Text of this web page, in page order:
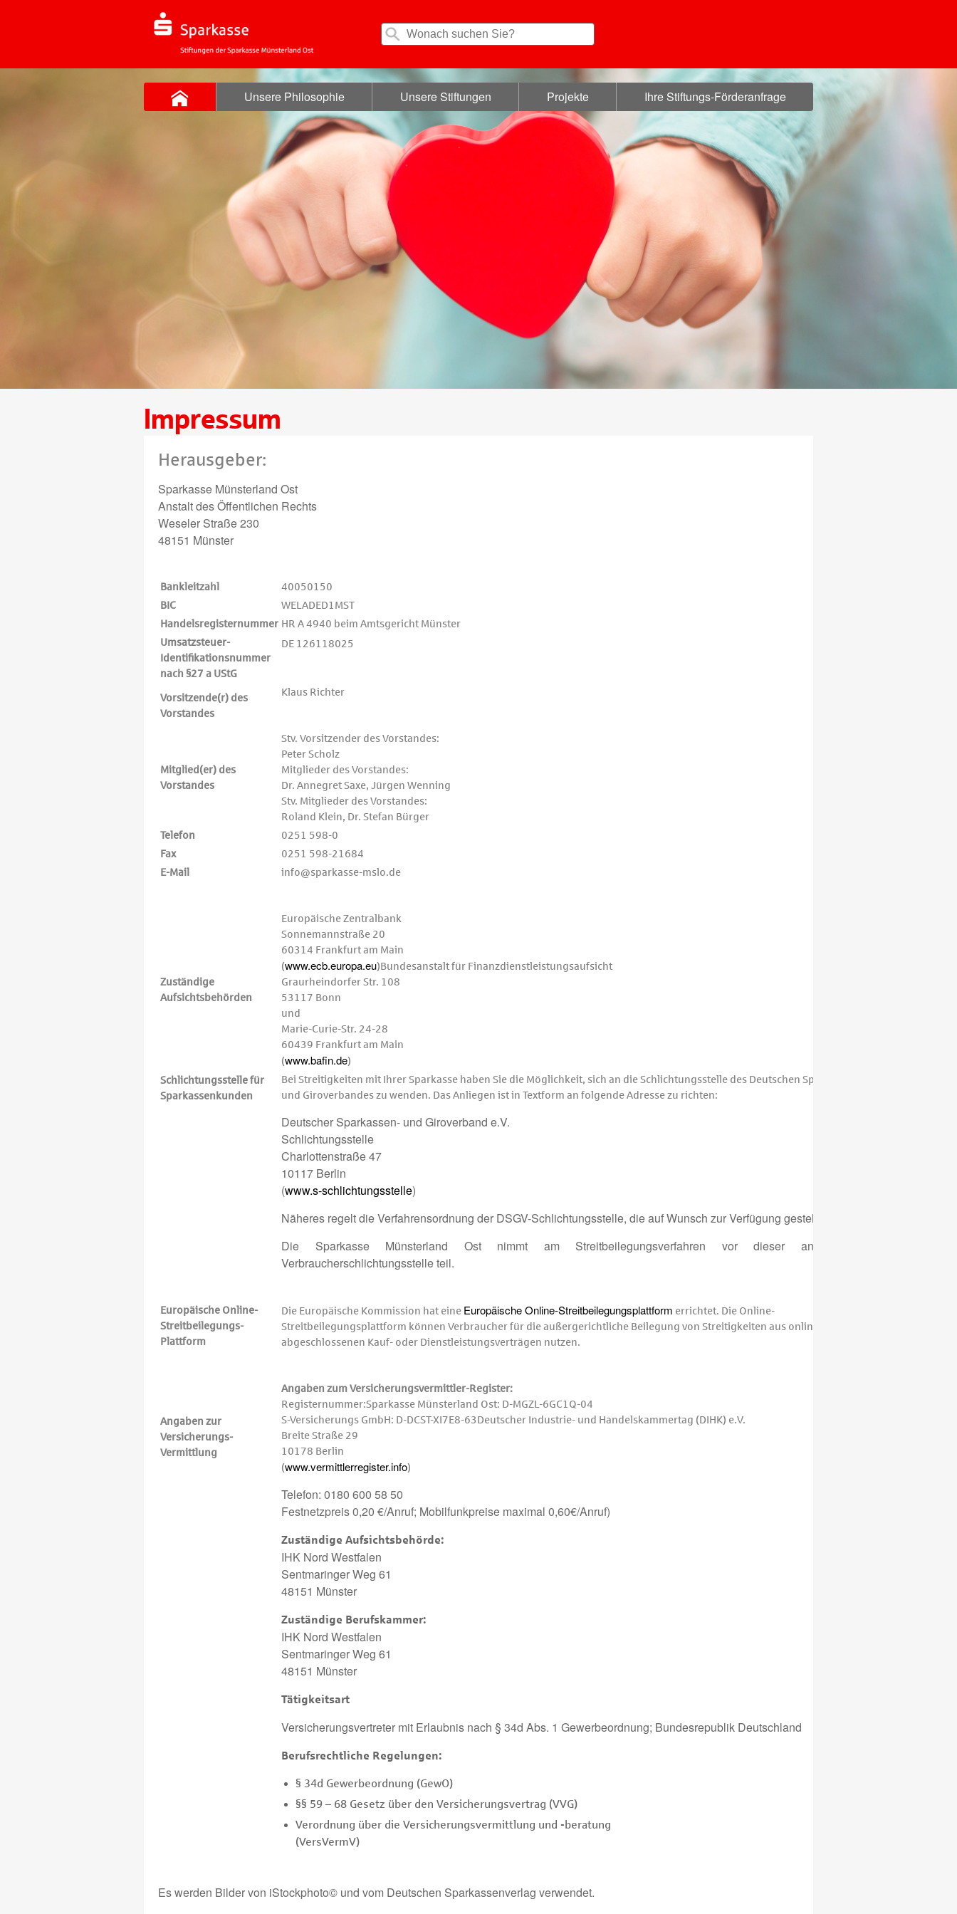
Unsere Philosophie Unsere Stiftungen Projekte Ihre Stiftungs-Förderanfrage
Impressum
Herausgeber:
Sparkasse Münsterland Ost
Anstalt des Öffentlichen Rechts
Weseler Straße 230
48151 Münster
Bankleitzahl
40050150
BIC
WELADED1MST
Handelsregisternummer HR A 4940 beim Amtsgericht Münster
Umsatzsteuer-
Identifikationsnummer
nach §27 a UStG
DE 126118025
Vorsitzende(r) des
Vorstandes
Klaus Richter
Mitglied(er) des
Vorstandes
Stv. Vorsitzender des Vorstandes:
Peter Scholz
Mitglieder des Vorstandes:
Dr. Annegret Saxe, Jürgen Wenning
Stv. Mitglieder des Vorstandes:
Roland Klein, Dr. Stefan Bürger
Telefon
0251 598-0
Fax
0251 598-21684
E-Mail
info@sparkasse-mslo.de
Zuständige
Aufsichtsbehörden
Europäische Zentralbank
Sonnemannstraße 20
60314 Frankfurt am Main
(www.ecb.europa.eu)Bundesanstalt für Finanzdienstleistungsaufsicht
Graurheindorfer Str. 108
53117 Bonn
und
Marie-Curie-Str. 24-28
60439 Frankfurt am Main
(www.bafin.de)
Schlichtungs­stelle für
Sparkassenkunden
Bei Streitig­keiten mit Ihrer Sparkasse haben Sie die Möglichkeit, sich an die Schlichtungsstelle des Deutschen Sparkassen-
und Giroverbandes zu wenden. Das Anliegen ist in Textform an folgende Adresse zu richten:
Deutscher Sparkassen- und Giroverband e.V.
Schlichtungsstelle
Charlottenstraße 47
10117 Berlin
(www.s-schlichtungsstelle)
Näheres regelt die Verfahrensordnung der DSGV-Schlichtungsstelle, die auf Wunsch zur Verfügung gestellt wird.
Die Sparkasse Münsterland Ost nimmt am Streitbeilegungsverfahren vor dieser anerkannten
Verbraucherschlichtungsstelle teil.
Europäische Online-
Streitbeilegungs-
Plattform
Die Europäische Kommission hat eine Europäische Online-Streitbeilegungs­plattform errichtet. Die Online-
Streitbeilegungsplattform können Verbraucher für die außer­gerichtliche Beilegung von Streitigkeiten aus online
abgeschlossenen Kauf- oder Dienstleistungsverträgen nutzen.
Angaben zur
Versicherungs-
Vermittlung
Angaben zum Versicherungsvermittler-Register:
Registernummer:Sparkasse Münsterland Ost: D-MGZL-6GC1Q-04
S-Versicherungs GmbH: D-DCST-XI7E8-63Deutscher Industrie- und Handelskammertag (DIHK) e.V.
Breite Straße 29
10178 Berlin
(www.vermittlerregister.info)
Telefon: 0180 600 58 50
Festnetzpreis 0,20 €/Anruf; Mobilfunkpreise maximal 0,60€/Anruf)
Zuständige Aufsichtsbehörde:
IHK Nord Westfalen
Sentmaringer Weg 61
48151 Münster
Zuständige Berufskammer:
IHK Nord Westfalen
Sentmaringer Weg 61
48151 Münster
Tätigkeitsart
Versicherungsvertreter mit Erlaubnis nach § 34d Abs. 1 Gewerbeordnung; Bundesrepublik Deutschland
Berufsrechtliche Regelungen:
§ 34d Gewerbeordnung (GewO)
§§ 59 – 68 Gesetz über den Versicherungsvertrag (VVG)
Verordnung über die Versicherungsvermittlung und -beratung
(VersVermV)
Es werden Bilder von iStockphoto© und vom Deutschen Sparkassenverlag verwendet.